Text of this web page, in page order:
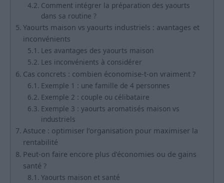
Comment intégrer la préparation des yaourts
dans sa routine ?
Yaourts maison vs yaourts industriels : avantages et
inconvénients
Les avantages des yaourts maison
Les inconvénients à considérer
Cas concrets : combien économise-t-on vraiment ?
Exemple 1 : une famille de 4 personnes
Exemple 2 : couple ou célibataire
Exemple 3 : yaourts aromatisés maison vs
industriels
Astuce : optimiser l’organisation pour maximiser la
rentabilité
Peut-on faire encore plus d’économies ou de gains
santé ?
Yaourts maison et santé